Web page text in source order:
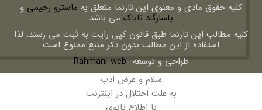
كليه حقوق مادی و معنوی اين تارنما متعلق به ماسترو رحیمی و
پاسارگاد تاباک می باشد
کلیه مطالب این تارنما طبق قانون کپی رایت به ثبت می رسند، لذا
استفاده از این مطالب بدون ذکر منبع ممنوع است
طراحی و توسعه -Rahmani-web
سلام و عرض ادب
به علت اختلال در اینترنت